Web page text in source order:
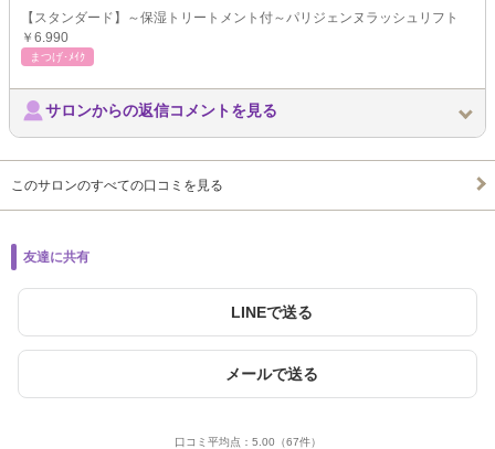
【スタンダード】～保湿トリートメント付～パリジェンヌラッシュリフト
￥6.990
まつげ･ﾒｲｸ
サロンからの返信コメントを見る
このサロンのすべての口コミを見る
友達に共有
LINEで送る
メールで送る
口コミ平均点： 5.00 （67件）